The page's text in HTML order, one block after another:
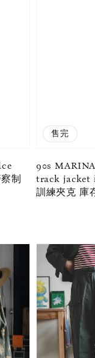
制
售完
90s
track jacket
訓練夾克 庫